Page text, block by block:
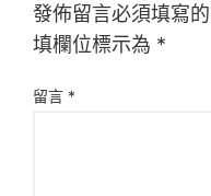
發佈留言必須填寫
填欄位標示為 *
留言 *